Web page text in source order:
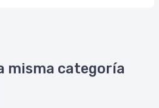
misma categoría